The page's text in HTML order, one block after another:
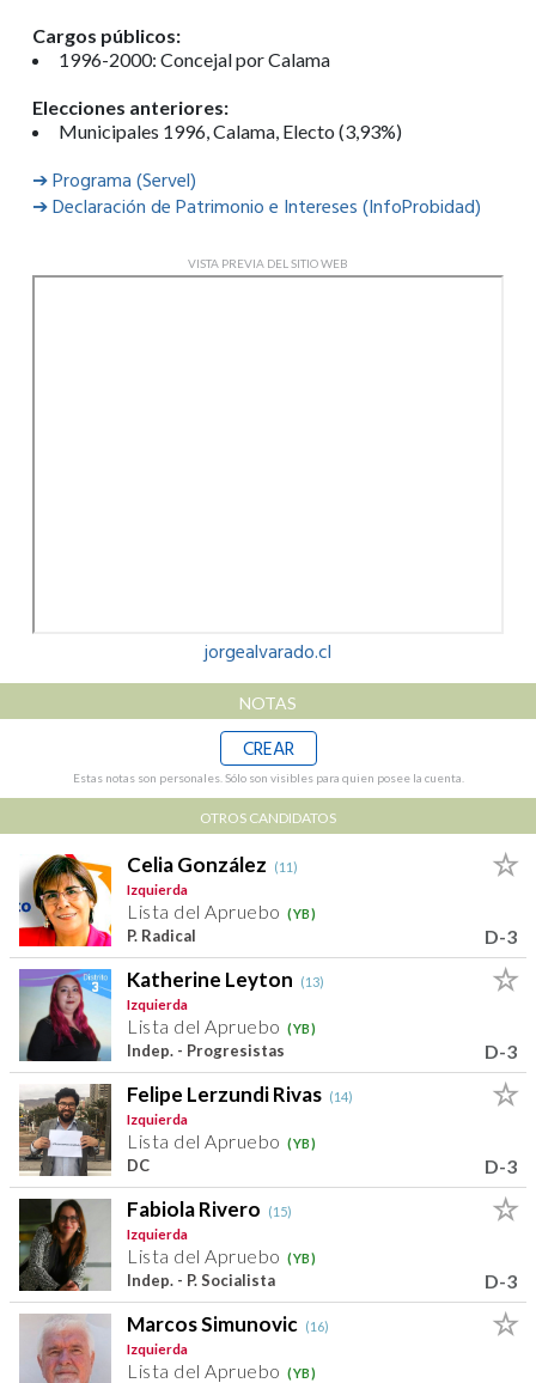
Cargos públicos:
1996-2000: Concejal por Calama
Elecciones anteriores:
Municipales 1996, Calama, Electo (3,93%)
➔ Programa (Servel)
➔ Declaración de Patrimonio e Intereses (InfoProbidad)
VISTA PREVIA DEL SITIO WEB
jorgealvarado.cl
NOTAS
CREAR
Estas notas son personales. Sólo son visibles para quien posee la cuenta.
OTROS CANDIDATOS
Celia González
(11)
Izquierda
Lista del Apruebo (YB)
P. Radical D-3
Katherine Leyton
(13)
Izquierda
Lista del Apruebo (YB)
Indep. - Progresistas D-3
Felipe Lerzundi Rivas (14)
Izquierda
Lista del Apruebo (YB)
DC D-3
Fabiola Rivero
(15)
Izquierda
Lista del Apruebo (YB)
Indep. - P. Socialista D-3
Marcos Simunovic (16)
Izquierda
Lista del Apruebo (YB)